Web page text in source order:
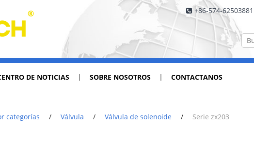
+86-574-62503881
DE NOTICIAS SOBRE NOSOTROS CONTACTANOS
categorías / Válvula / Válvula de solenoide / Serie zx203